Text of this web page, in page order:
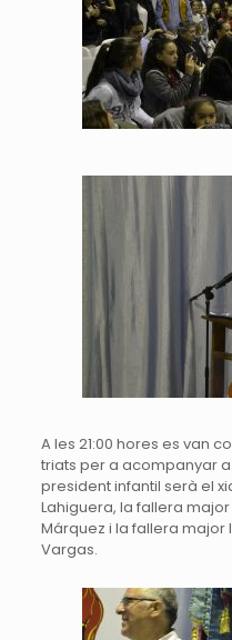
A les 21:00 hores es van
triats per a acompanyar a
president infantil serà el
Lahiguera, la fallera
Márquez i la fallera major
Vargas.